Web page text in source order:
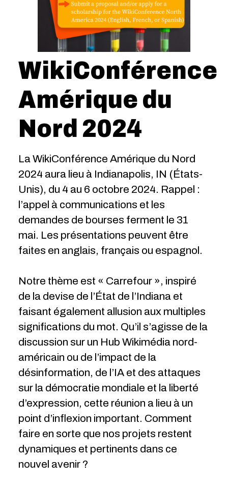
WikiConférence
Amérique du
Nord 2024
La WikiConférence Amérique du Nord
2024 aura lieu à Indianapolis, IN (États-
Unis), du 4 au 6 octobre 2024. Rappel :
l’appel à communications et les
demandes de bourses ferment le 31
mai. Les présentations peuvent être
faites en anglais, français ou espagnol.
Notre thème est « Carrefour », inspiré
de la devise de l’État de l’Indiana et
faisant également allusion aux multiples
significations du mot. Qu’il s’agisse de la
discussion sur un Hub Wikimédia nord-
américain ou de l’impact de la
désinformation, de l’IA et des attaques
sur la démocratie mondiale et la liberté
d’expression, cette réunion a lieu à un
point d’inflexion important. Comment
faire en sorte que nos projets restent
dynamiques et pertinents dans ce
nouvel avenir ?